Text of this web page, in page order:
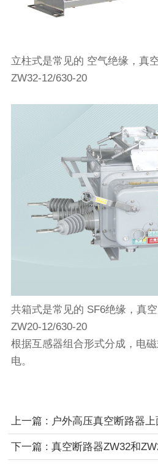
立柱式是常见的 空气绝缘，真
ZW32-12/630-20
共箱式是常见的 SF6绝缘，真
ZW20-12/630-20
根据互感器组合形式分成，电
电。
上一篇 : 户外高压真空断路器
什么用处？
下一篇 : 真空断路器ZW32和